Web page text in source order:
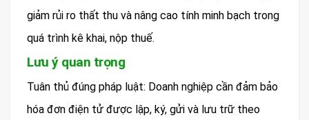
giảm rủi ro thất thu và nâng cao tính minh bạch trong
quá trình kê khai, nộp thuế.
Lưu ý quan trọng
Tuân thủ đúng pháp luật: Doanh nghiệp cần đảm bảo
hóa đơn điện tử được lập, ký, gửi và lưu trữ theo